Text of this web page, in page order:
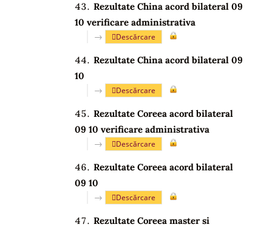
Rezultate China acord bilateral 09
10 verificare administrativa
→ Descărcare
Rezultate China acord bilateral 09
10
→ Descărcare
Rezultate Coreea acord bilateral
09 10 verificare administrativa
→ Descărcare
Rezultate Coreea acord bilateral
09 10
→ Descărcare
Rezultate Coreea master si